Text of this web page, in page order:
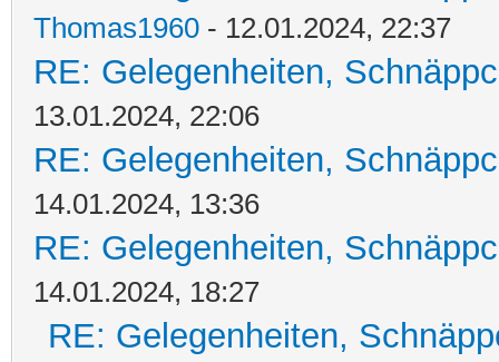
Thomas1960 - 12.01.2024, 22:37
RE: Gelegenheiten,
13.01.2024, 22:06
RE: Gelegenheiten,
14.01.2024, 13:36
RE: Gelegenheiten,
14.01.2024, 18:27
RE: Gelegenheiten,